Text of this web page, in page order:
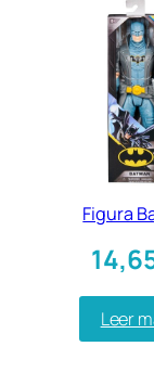
Figura
Leer